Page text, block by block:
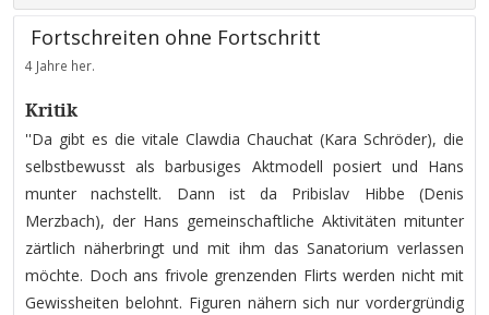
Fortschreiten ohne Fortschritt
4 Jahre her.
Kritik
''Da gibt es die vitale Clawdia Chauchat (Kara Schröder), die
selbstbewusst als barbusiges Aktmodell posiert und Hans
munter nachstellt. Dann ist da Pribislav Hibbe (Denis
Merzbach), der Hans gemeinschaftliche Aktivitäten mitunter
zärtlich näherbringt und mit ihm das Sanatorium verlassen
möchte. Doch ans frivole grenzenden Flirts werden nicht mit
Gewissheiten belohnt. Figuren nähern sich nur vordergründig